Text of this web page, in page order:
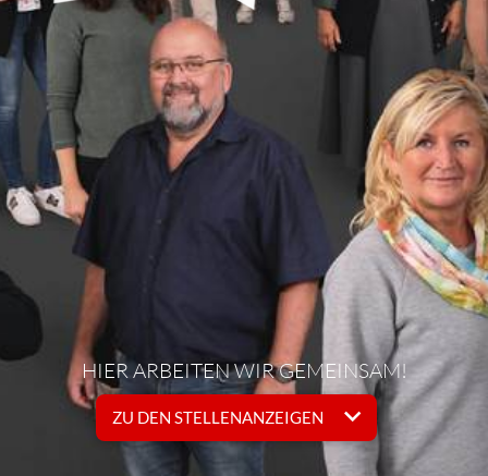
HIER ARBEITEN WIR GEMEINSAM!
ZU DEN STELLENANZEIGEN